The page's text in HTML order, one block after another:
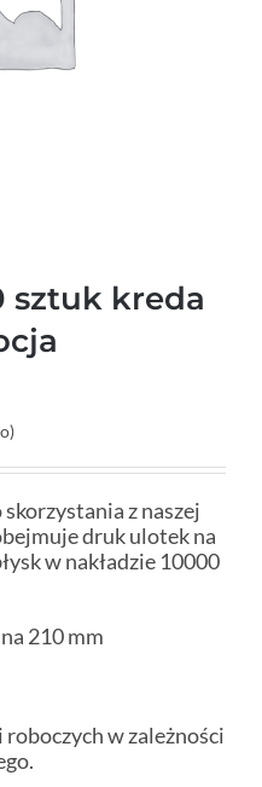
sztuk kreda
z naszej
druk ulotek na
w nakładzie 10000
210 mm
w zależności